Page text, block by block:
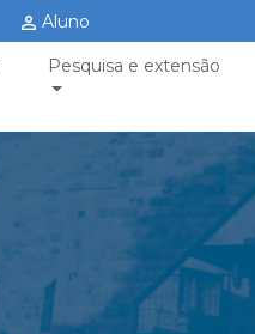
Aluno
Pesquisa e extensão